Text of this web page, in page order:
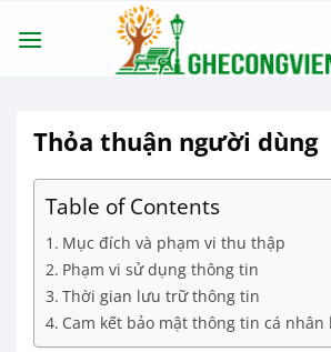
đến
Thỏa thuận người dùng
Table of Contents
Mục đích và phạm vi thu thập
Phạm vi sử dụng thông tin
Thời gian lưu trữ thông tin
Cam kết bảo mật thông tin cá nhân